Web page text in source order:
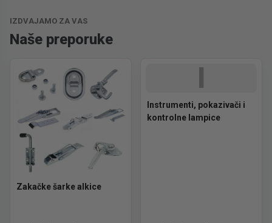
IZDVAJAMO ZA VAS
Naše preporuke
Zakačke šarke alkice
I
Instrumenti, pokazivači i
kontrolne lampice